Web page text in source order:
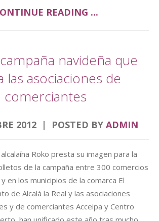
READING ...
navideña que
las asociaciones de
comerciantes
2012 POSTED BY ADMIN
Roko presta su imagen para la
de la campaña entre 300 comercios
en los municipios de la comarca El
de Alcalá la Real y las asociaciones
y de comerciantes Acceipa y Centro